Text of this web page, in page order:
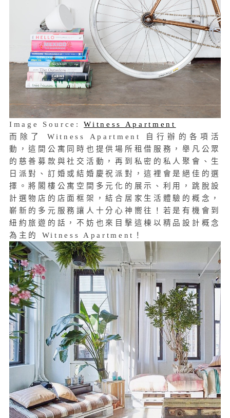
Image Source:Witness Apartment
而除了 Witness Apartment 自行辦的各項活
動，這間公寓同時也提供場所租借服務，舉凡公眾
的慈善募款與社交活動，再到私密的私人聚會、生
日派對、訂婚或結婚慶祝派對，這裡會是絕佳的選
擇。將閣樓公寓空間多元化的展示、利用，跳脫設
計選物店的店面框架，結合居家生活體驗的概念，
嶄新的多元服務讓人十分心神嚮往！若是有機會到
紐約旅遊的話，不妨也來目擊這棟以精品設計概念
為主的 Witness Apartment！